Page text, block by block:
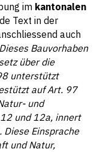
im kantonalen
Text in der
auch
Dieses Bauvorhaben
über die
unterstützt
auf Art. 97
und
und 12a, innert
Diese Einsprache
und Natur,